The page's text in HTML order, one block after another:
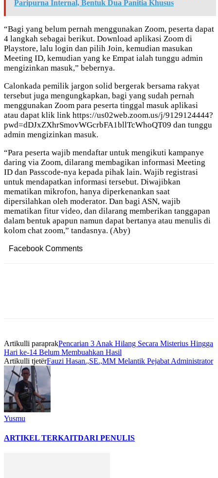
Paripurna Internal, Bentuk Dua Panitia Khusus
“Bagi yang belum pernah menggunakan Zoom, peserta dapat
4 langkah sebagai berikut. Download aplikasi Zoom di
Playstore, lalu login dan pilih Join, kemudian masukan
Meeting ID, kemudian yang ke Empat ialah tunggu admin
mengizinkan masuk,” bebernya.
Calonkada pemilik jargon solid bergerak bersama rakyat
tersebut juga mengungkapkan, bagi yang sudah pernah
menggunakan Zoom para peserta tinggal masuk aplikasi
atau dapat klik link https://us02web.zoom.us/j/9129124444?
pwd=dDJxZXhrSmovWGcrbFA1bllTcWhoQT09 dan tunggu
admin mengizinkan masuk.
“Para peserta wajib mendaftar untuk mengikuti kampanye
daring via Zoom, dilarang membagikan informasi Meeting
ID dan Passcode-nya kepada pihak lain. Wajib registrasi
untuk mendapatkan informasi tersebut. Diwajibkan
mematikan mikrofon, hanya diperkenankan saat
dipersilahkan oleh moderator. Dan bagi ASN, wajib
mematikan fitur video, dan dilarang memberikan tanggapan
dalam bentuk apapun namun dapat bertanya atau menulis di
kolom chat zoom,” tandasnya. (Aby)
Facebook Comments
Artikulli paraprakPencarian 3 Anak Hilang Secara Misterius Hingga
Hari ke-14 Belum Membuahkan Hasil
Artikulli tjetërFauzi Hasan.,SE.,MM Melantik Pejabat Administrator
Yusmu
ARTIKEL TERKAITDARI PENULIS